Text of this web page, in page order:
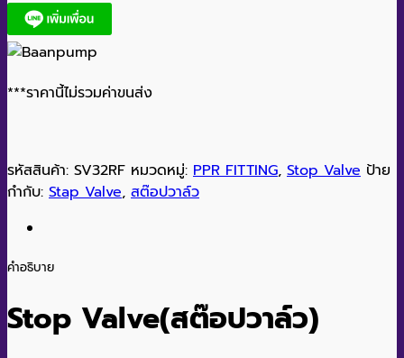
***ราคานี้ไม่รวมค่าขนส่ง
รหัสสินค้า: SV32RF หมวดหมู่: PPR FITTING, Stop Valve ป้าย
กำกับ: Stap Valve, สต๊อปวาล์ว
คำอธิบาย
Stop Valve(สต๊อปวาล์ว)